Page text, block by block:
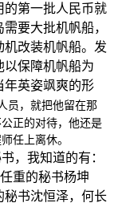
的第一批人民币就
要大批机帆船，
改装机帆船。发
以保障机帆船为
年英姿飒爽的形
员，就把他留在那
正的对待，他还是
任上离休。
，我知道的有：
重的秘书杨坤
秘书沈恒泽，何长